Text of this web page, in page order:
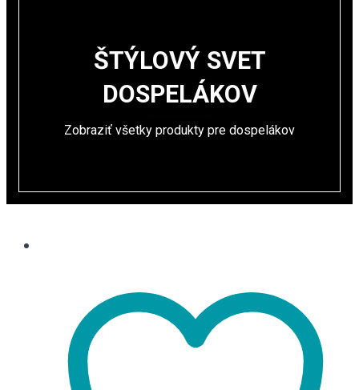
ŠTÝLOVÝ SVET
DOSPELÁKOV
Zobraziť všetky produkty pre dospelákov